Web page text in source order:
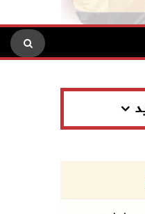
تواصل انتهاكات الاحتلال